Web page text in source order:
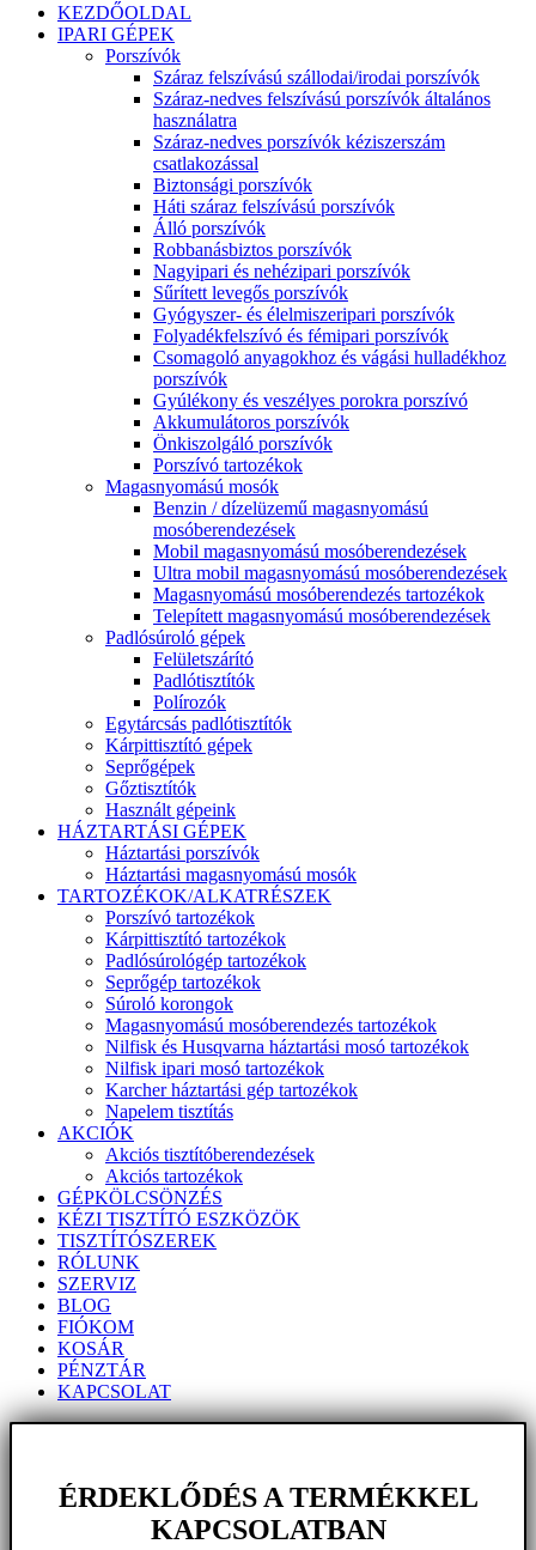
KEZDŐOLDAL
IPARI GÉPEK
Porszívók
Száraz felszívású szállodai/irodai porszívók
Száraz-nedves felszívású porszívók általános
használatra
Száraz-nedves porszívók kéziszerszám
csatlakozással
Biztonsági porszívók
Háti száraz felszívású porszívók
Álló porszívók
Robbanásbiztos porszívók
Nagyipari és nehézipari porszívók
Sűrített levegős porszívók
Gyógyszer- és élelmiszeripari porszívók
Folyadékfelszívó és fémipari porszívók
Csomagoló anyagokhoz és vágási hulladékhoz
porszívók
Gyúlékony és veszélyes porokra porszívó
Akkumulátoros porszívók
Önkiszolgáló porszívók
Porszívó tartozékok
Magasnyomású mosók
Benzin / dízelüzemű magasnyomású
mosóberendezések
Mobil magasnyomású mosóberendezések
Ultra mobil magasnyomású mosóberendezések
Magasnyomású mosóberendezés tartozékok
Telepített magasnyomású mosóberendezések
Padlósúroló gépek
Felületszárító
Padlótisztítók
Polírozók
Egytárcsás padlótisztítók
Kárpittisztító gépek
Seprőgépek
Gőztisztítók
Használt gépeink
HÁZTARTÁSI GÉPEK
Háztartási porszívók
Háztartási magasnyomású mosók
TARTOZÉKOK/ALKATRÉSZEK
Porszívó tartozékok
Kárpittisztító tartozékok
Padlósúrológép tartozékok
Seprőgép tartozékok
Súroló korongok
Magasnyomású mosóberendezés tartozékok
Nilfisk és Husqvarna háztartási mosó tartozékok
Nilfisk ipari mosó tartozékok
Karcher háztartási gép tartozékok
Napelem tisztítás
AKCIÓK
Akciós tisztítóberendezések
Akciós tartozékok
GÉPKÖLCSÖNZÉS
KÉZI TISZTÍTÓ ESZKÖZÖK
TISZTÍTÓSZEREK
RÓLUNK
SZERVIZ
BLOG
FIÓKOM
KOSÁR
PÉNZTÁR
KAPCSOLAT
ÉRDEKLŐDÉS A TERMÉKKEL
KAPCSOLATBAN